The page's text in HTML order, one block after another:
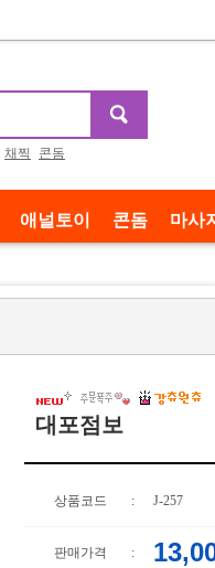
채찍 콘돔
애널토이 콘돔 마사
대포점보
상품코드 : J-257
판매가격 :